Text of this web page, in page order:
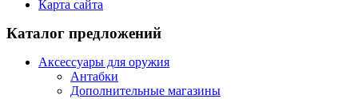
Карта сайта
Каталог предложений
Аксессуары для оружия
Антабки
Дополнительные магазины